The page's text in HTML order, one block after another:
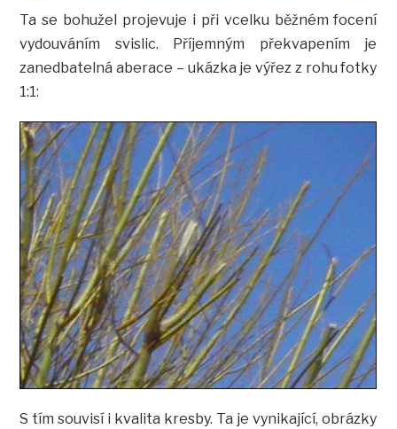
Ta se bohužel projevuje i při vcelku běžném focení
vydouváním svislic. Příjemným překvapením je
zanedbatelná aberace – ukázka je výřez z rohu fotky
1:1:
S tím souvisí i kvalita kresby. Ta je vynikající, obrázky